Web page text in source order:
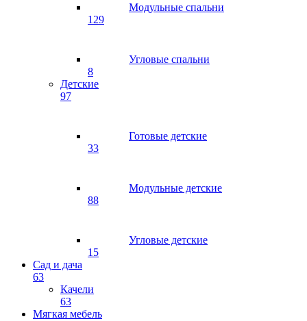
Модульные спальни
129
Угловые спальни
8
Детские
97
Готовые детские
33
Модульные детские
88
Угловые детские
15
Сад и дача
63
Качели
63
Мягкая мебель